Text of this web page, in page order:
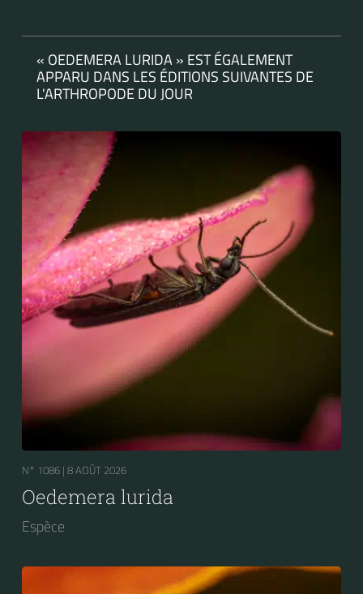
« OEDEMERA LURIDA » EST ÉGALEMENT
APPARU DANS LES ÉDITIONS SUIVANTES DE
L'ARTHROPODE DU JOUR
N° 1086 | 8 AOÛT 2026
Oedemera lurida
Espèce